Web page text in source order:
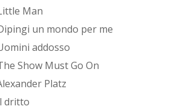
Man
un mondo per me
addosso
Show Must Go On
Platz
dritto